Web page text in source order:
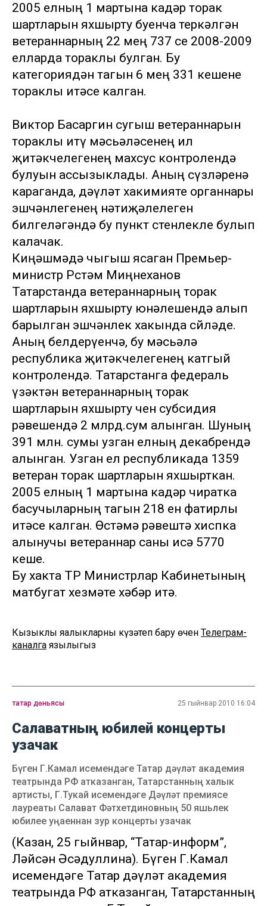
2005 елның 1 мартына кадәр торак
шартларын яхшырту буенча теркәлгән
ветераннарның 22 мең 737 се 2008-2009
елларда тораклы булган. Бу
категориядән тагын 6 мең 331 кешене
тораклы итәсе калган.
Виктор Басаргин сугыш ветераннарын
тораклы итү мәсьәләсенең ил
җитәкчелегенең махсус контролендә
булуын ассызыклады. Аның сүзләренә
караганда, дәүләт хакимияте органнары
эшчәнлегенең нәтиҗәлелеген
билгеләгәндә бу пункт өстенлекле булып
калачак.
Киңәшмәдә чыгыш ясаган Премьер-
министр Рөстәм Миңнеханов
Татарстанда ветераннарның торак
шартларын яхшырту юнәлешендә алып
барылган эшчәнлек хакында сөйләде.
Аның белдерүенчә, бу мәсьәлә
республика җитәкчелегенең катгый
контролендә. Татарстанга федераль
үзәктән ветераннарның торак
шартларын яхшырту өчен субсидия
рәвешендә 2 млрд.сум алынган. Шуның
391 млн. сумы узган елның декабрендә
алынган. Узган ел республикада 1359
ветеран торак шартларын яхшырткан.
2005 елның 1 мартына кадәр чиратка
басучыларның тагын 218 ен фатирлы
итәсе калган. Өстәмә рәвештә хиспка
алынучы ветераннар саны исә 5770
кеше.
Бу хакта ТР Министрлар Кабинетының
матбугат хезмәте хәбәр итә.
Кызыклы яңалыкларны күзәтеп бару өчен Телеграм-
каналга язылыгыз
татар дөньясы 25 гыйнвар 2010 16:04
Салаватның юбилей концерты
узачак
Бүген Г.Камал исемендәге Татар дәүләт академия
театрында РФ атказанган, Татарстанның халык
артисты, Г.Тукай исемендәге Дәүләт премиясе
лауреаты Салават Фәтхетдиновның 50 яшьлек
юбилее уңаеннан зур концерты узачак
(Казан, 25 гыйнвар, “Татар-информ”,
Ләйсән Әсәдуллина). Бүген Г.Камал
исемендәге Татар дәүләт академия
театрында РФ атказанган, Татарстанның